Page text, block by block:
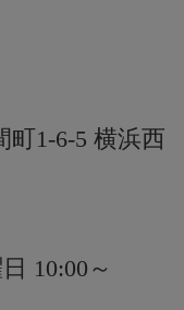
町1-6-5 横浜西
10:00～